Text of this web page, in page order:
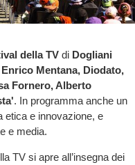
della TVdi Dogliani
Mentana, Diodato,
Fornero, Alberto
. In programma anche un
etica e innovazione, e
e media.
TV si apre all’insegna dei